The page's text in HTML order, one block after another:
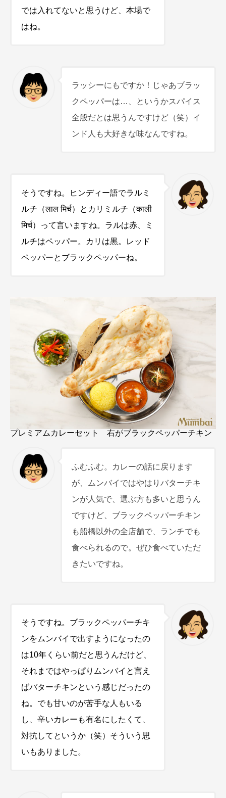
では入れてないと思うけど、本場で
はね。
ラッシーにもですか！じゃあブラッ
クペッパーは…、というかスパイス
全般だとは思うんですけど（笑）イ
ンド人も大好きな味なんですね。
そうですね。ヒンディー語でラルミ
ルチ（लाल मिर्च）とカリミルチ（काली
मिर्च）って言いますね。ラルは赤、ミ
ルチはペッパー。カリは黒。レッド
ペッパーとブラックペッパーね。
プレミアムカレーセット 右がブラックペッパーチキン
ふむふむ。カレーの話に戻ります
が、ムンバイではやはりバターチキ
ンが人気で、選ぶ方も多いと思うん
ですけど、ブラックペッパーチキン
も船橋以外の全店舗で、ランチでも
食べられるので。ぜひ食べていただ
きたいですね。
そうですね。ブラックペッパーチキ
ンをムンバイで出すようになったの
は10年くらい前だと思うんだけど、
それまではやっぱりムンバイと言え
ばバターチキンという感じだったの
ね。でも甘いのが苦手な人もいる
し、辛いカレーも有名にしたくて、
対抗してというか（笑）そういう思
いもありました。